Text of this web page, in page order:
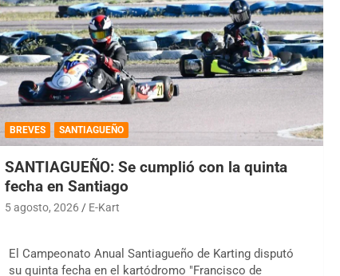
BREVES SANTIAGUEÑO
SANTIAGUEÑO: Se cumplió con la quinta
fecha en Santiago
5 agosto, 2026 E-Kart
El Campeonato Anual Santiagueño de Karting disputó
su quinta fecha en el kartódromo "Francisco de